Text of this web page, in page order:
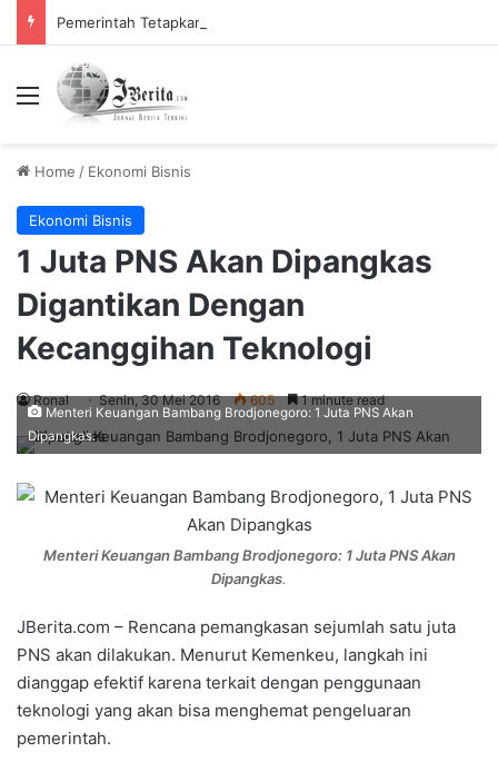
Menu
Home / Ekonomi Bisnis
Ekonomi Bisnis
1 Juta PNS Akan Dipangkas
Digantikan Dengan
Kecanggihan Teknologi
Ronal Senin, 30 Mei 2016 605 1 minute read
Menteri Keuangan Bambang Brodjonegoro: 1 Juta PNS Akan
Dipangkas.
Menteri Keuangan Bambang Brodjonegoro: 1 Juta PNS Akan
Dipangkas.
JBerita.com – Rencana pemangkasan sejumlah satu juta
PNS akan dilakukan. Menurut Kemenkeu, langkah ini
dianggap efektif karena terkait dengan penggunaan
teknologi yang akan bisa menghemat pengeluaran
pemerintah.